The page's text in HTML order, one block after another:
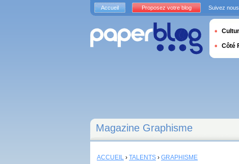
Magazine Graphisme
ACCUEIL › TALENTS › GRAPHISME
Accueil Proposez votre blog Suivez nous
Côté